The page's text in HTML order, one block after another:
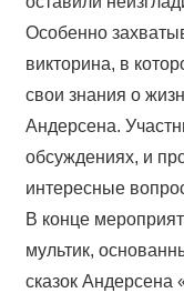
Особенно
викторина, в
свои знания о
Андерсена.
обсуждениях, и
интересные
В конце
мультик,
сказок